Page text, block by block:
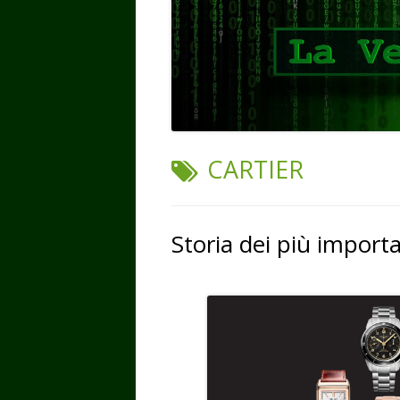
TAG:
CARTIER
Storia dei più